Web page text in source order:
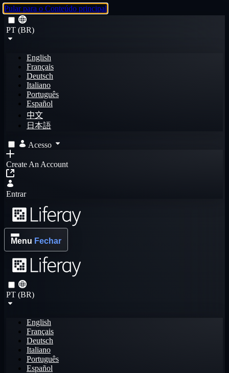
Pular para o Conteúdo principal
PT (BR)
English
Français
Deutsch
Italiano
Português
Español
中文
日本語
Acesso
Create An Account
Entrar
Menu Fechar
PT (BR)
English
Français
Deutsch
Italiano
Português
Español